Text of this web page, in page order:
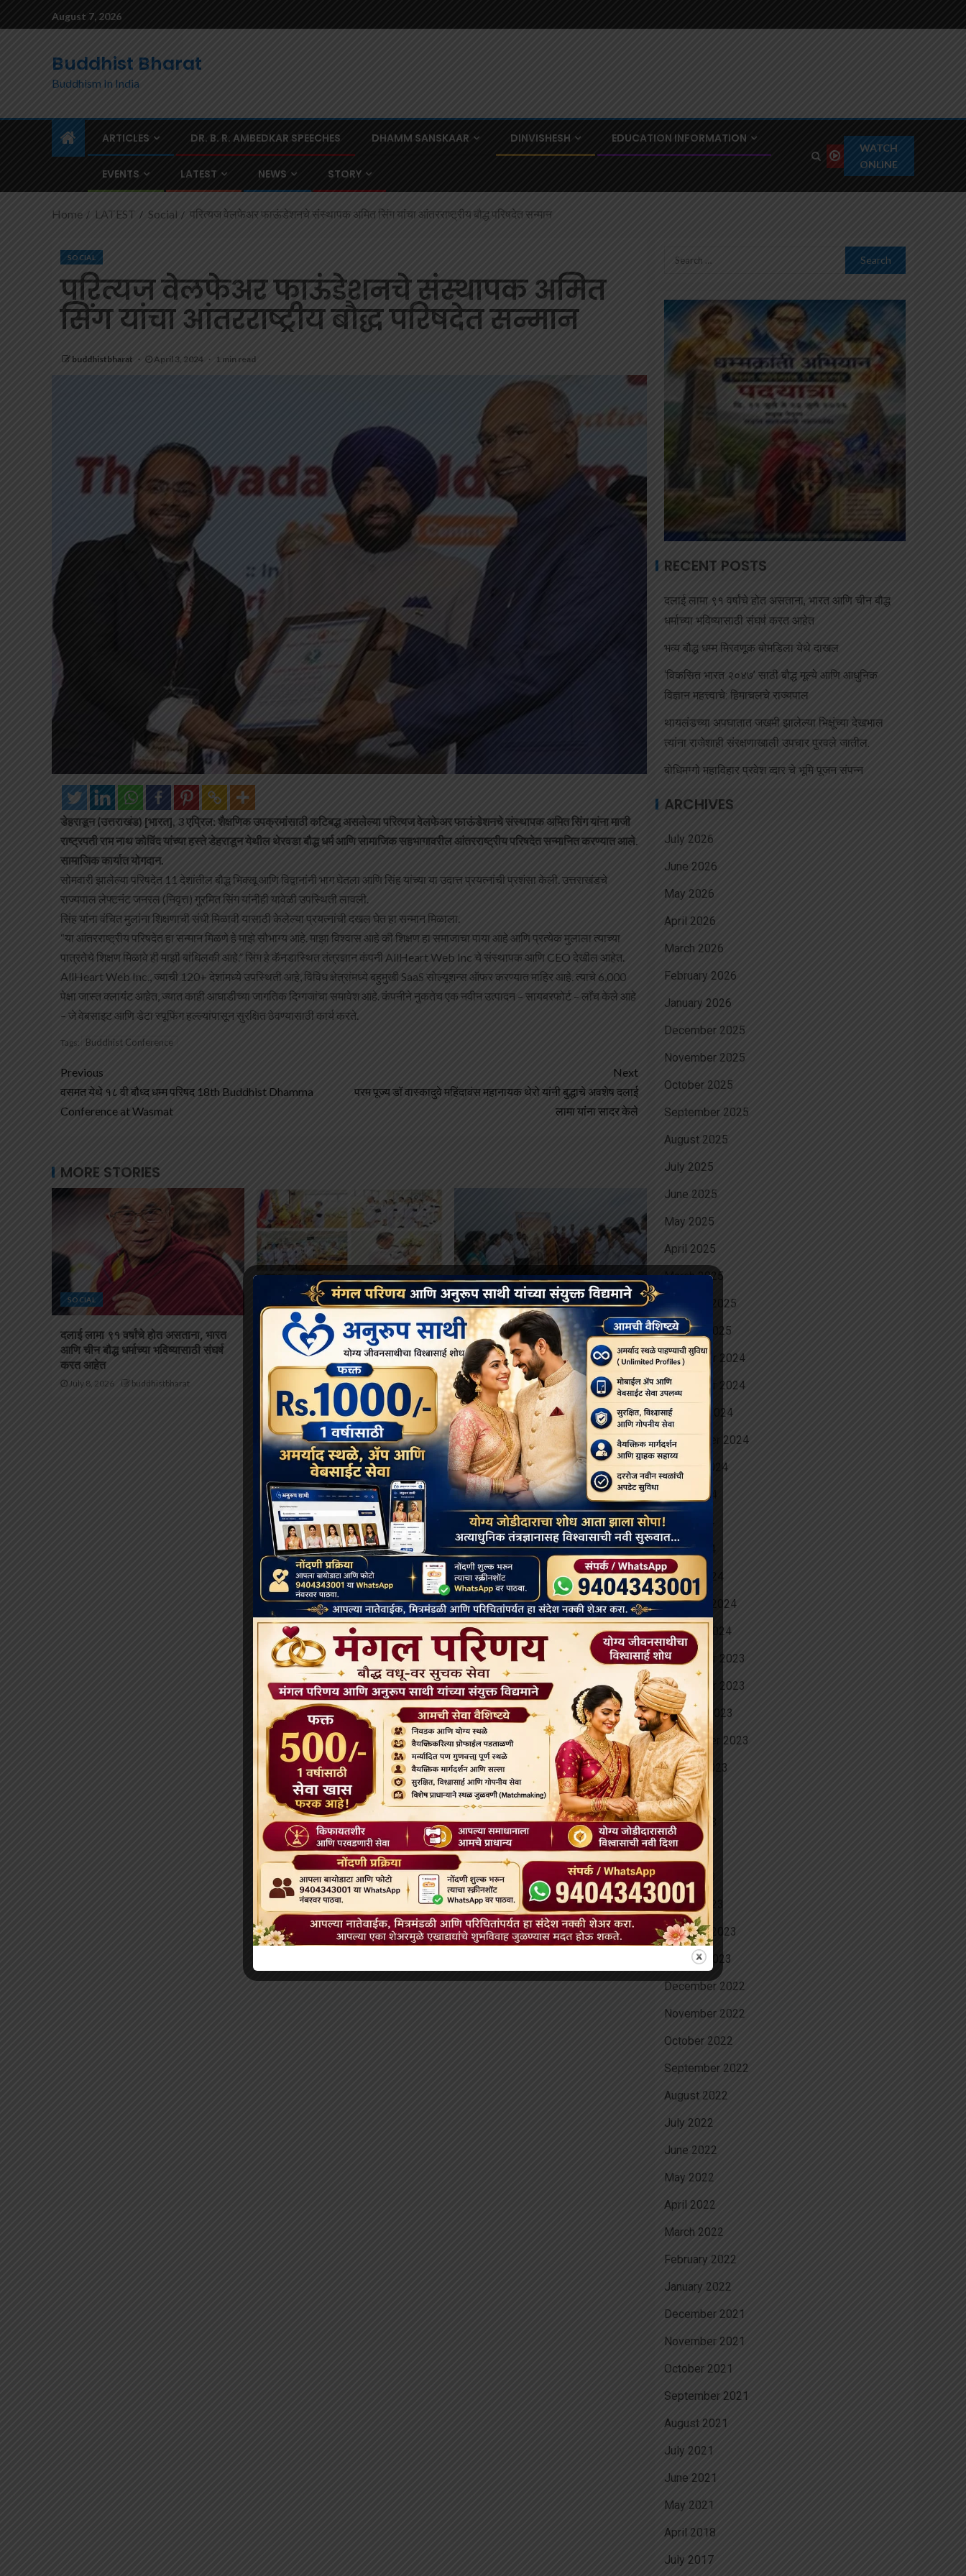
August 7, 2026
Buddhist Bharat
Buddhism In India
ARTICLES DR. B. R. AMBEDKAR SPEECHES DHAMM SANSKAAR DINVISHESH EDUCATION INFORMATION
EVENTS LATEST NEWS STORY
WATCH
ONLINE
Home LATEST Social परित्यज वेलफेअर फाऊंडेशनचे संस्थापक अमित सिंग यांचा आंतरराष्ट्रीय बौद्ध परिषदेत सन्मान
SOCIAL
परित्यज वेलफेअर फाऊंडेशनचे संस्थापक अमित
सिंग यांचा आंतरराष्ट्रीय बौद्ध परिषदेत सन्मान
buddhistbharat April 3, 2024 1 min read
डेहराडून (उत्तराखंड) [भारत], 3 एप्रिल: शैक्षणिक उपक्रमांसाठी कटिबद्ध असलेल्या परित्यज वेलफेअर फाऊंडेशनचे संस्थापक अमित सिंग यांना माजी
राष्ट्रपती राम नाथ कोविंद यांच्या हस्ते डेहराडून येथील थेरवडा बौद्ध धर्म आणि सामाजिक सहभागावरील आंतरराष्ट्रीय परिषदेत सन्मानित करण्यात आले.
सामाजिक कार्यात योगदान.
सोमवारी झालेल्या परिषदेत 11 देशांतील बौद्ध भिक्खू आणि विद्वानांनी भाग घेतला आणि सिंह यांच्या या उदात्त प्रयत्नांची प्रशंसा केली. उत्तराखंडचे
राज्यपाल लेफ्टनंट जनरल (निवृत्त) गुरमित सिंग यांनीही यावेळी उपस्थिती लावली.
सिंह यांना वंचित मुलांना शिक्षणाची संधी मिळावी यासाठी केलेल्या प्रयत्नांची दखल घेत हा सन्मान मिळाला.
“या आंतरराष्ट्रीय परिषदेत हा सन्मान मिळणे हे माझे सौभाग्य आहे. माझा विश्वास आहे की शिक्षण हा समाजाचा पाया आहे आणि प्रत्येक मुलाला त्याच्या
पात्रतेचे शिक्षण मिळावे ही माझी बांधिलकी आहे.” सिंग हे कॅनडास्थित तंत्रज्ञान कंपनी AllHeart Web Inc चे संस्थापक आणि CEO देखील आहेत.
AllHeart Web Inc., ज्याची 120+ देशांमध्ये उपस्थिती आहे, विविध क्षेत्रांमध्ये बहुमुखी SaaS सोल्यूशन्स ऑफर करण्यात माहिर आहे. त्याचे 6,000
पेक्षा जास्त क्लायंट आहेत, ज्यात काही आघाडीच्या जागतिक दिग्गजांचा समावेश आहे. कंपनीने नुकतेच एक नवीन उत्पादन – सायबरफोर्ट – लाँच केले आहे
– जे वेबसाइट आणि डेटा स्पूफिंग हल्ल्यांपासून सुरक्षित ठेवण्यासाठी कार्य करते.
Tags: Buddhist Conference
Previous
वसमत येथे १८ वी बौध्द धम्म परिषद 18th Buddhist Dhamma
Conference at Wasmat
Next
परम पूज्य डॉ वास्कादुवे महिंदावंस महानायक थेरो यांनी बुद्धाचे अवशेष दलाई
लामा यांना सादर केले
MORE STORIES
SOCIAL
दलाई लामा ९१ वर्षांचे होत असताना, भारत
आणि चीन बौद्ध धर्माच्या भविष्यासाठी संघर्ष
करत आहेत
July 8, 2026 buddhistbharat
SOCIAL
थायलंडच्या अपघातात जखमी झालेल्या
भिक्षूंच्या देखभाल त्यांना राजेशाही
संरक्षणाखाली उपचार पुरवले जातील.
July 6, 2026 buddhistbharat
SOCIAL
बोधिमग्गो महाविहार प्रवेश व्दार चे भूमि पूजन
संपन्न
July 1, 2026 buddhistbharat
RECENT POSTS
दलाई लामा ९१ वर्षांचे होत असताना, भारत आणि चीन बौद्ध
धर्माच्या भविष्यासाठी संघर्ष करत आहेत
भव्य बौद्ध धम्म मिरवणूक बोमडिला येथे दाखल
‘विकसित भारत २०४७’ साठी बौद्ध मूल्ये आणि आधुनिक
विज्ञान महत्त्वाचे: हिमाचलचे राज्यपाल
थायलंडच्या अपघातात जखमी झालेल्या भिक्षूंच्या देखभाल
त्यांना राजेशाही संरक्षणाखाली उपचार पुरवले जातील.
बोधिमग्गो महाविहार प्रवेश व्दार चे भूमि पूजन संपन्न
ARCHIVES
July 2026
June 2026
May 2026
April 2026
March 2026
February 2026
January 2026
December 2025
November 2025
October 2025
September 2025
August 2025
July 2025
June 2025
May 2025
April 2025
March 2025
February 2025
January 2025
December 2024
November 2024
October 2024
September 2024
August 2024
June 2024
May 2024
April 2024
March 2024
February 2024
January 2024
December 2023
November 2023
October 2023
September 2023
August 2023
July 2023
June 2023
May 2023
April 2023
March 2023
February 2023
January 2023
December 2022
November 2022
October 2022
September 2022
August 2022
July 2022
June 2022
May 2022
April 2022
March 2022
February 2022
January 2022
December 2021
November 2021
October 2021
September 2021
August 2021
July 2021
June 2021
May 2021
April 2018
July 2017